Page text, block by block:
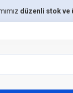
düzenli stok ve